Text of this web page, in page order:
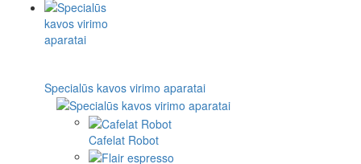
Specialūs kavos virimo aparatai
Cafelat Robot